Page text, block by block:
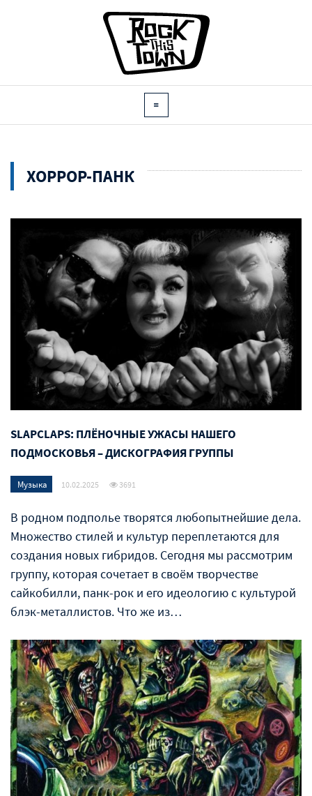
ХОРРОР-ПАНК
SLAPCLAPS: ПЛЁНОЧНЫЕ УЖАСЫ НАШЕГО
ПОДМОСКОВЬЯ – ДИСКОГРАФИЯ ГРУППЫ
Музыка 10.02.2025 3691
В родном подполье творятся любопытнейшие дела.
Множество стилей и культур переплетаются для
создания новых гибридов. Сегодня мы рассмотрим
группу, которая сочетает в своём творчестве
сайкобилли, панк-рок и его идеологию с культурой
блэк-металлистов. Что же из…